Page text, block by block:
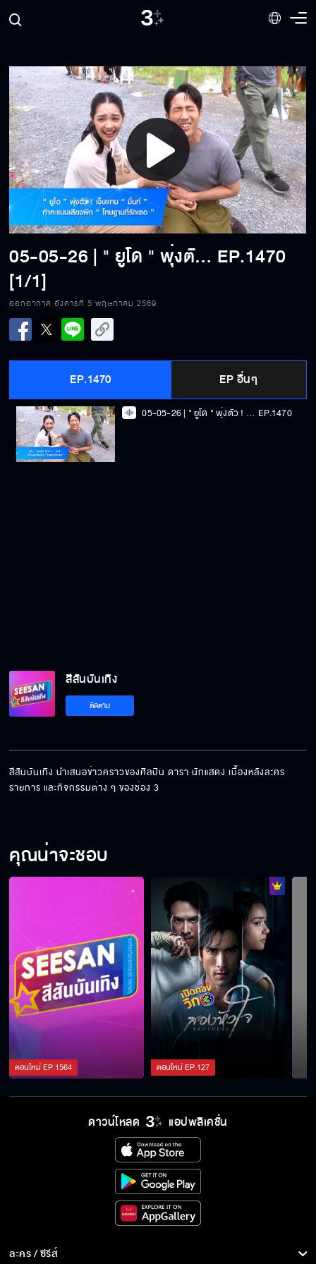
Play
Video
05-05-26 | " ยูโด " พุ่งตัว ! เจ็บแทน " มิ้นท์ " ทำคะแนนเสียงพีก " โทษฐานที่รักเธอ " EP.1470
[1/1]
ออกอากาศ อังคารที่ 5 พฤษภาคม 2569
EP.1470 EP อื่นๆ
05-05-26 | " ยูโด " พุ่งตัว ! เจ็บแทน " มิ้นท์ " ทำคะแนนเสียงพีก " โทษฐานที่รักเธอ " EP.1470
สีสันบันเทิง
ติดตาม
สีสันบันเทิง นำเสนอข่าวคราวของศิลปิน ดารา นักแสดง เบื้องหลังละคร
รายการ และกิจกรรมต่าง ๆ ของช่อง 3
คุณน่าจะชอบ
ตอนใหม่EP.1564 ตอนใหม่EP.127
ดาวน์โหลด แอปพลิเคชั่น
ละคร / ซีรีส์